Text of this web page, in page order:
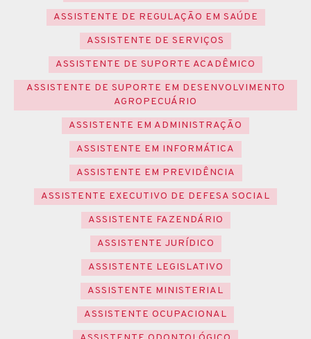
ASSISTENTE DE REGULAÇÃO EM SAÚDE
ASSISTENTE DE SERVIÇOS
ASSISTENTE DE SUPORTE ACADÊMICO
ASSISTENTE DE SUPORTE EM DESENVOLVIMENTO
AGROPECUÁRIO
ASSISTENTE EM ADMINISTRAÇÃO
ASSISTENTE EM INFORMÁTICA
ASSISTENTE EM PREVIDÊNCIA
ASSISTENTE EXECUTIVO DE DEFESA SOCIAL
ASSISTENTE FAZENDÁRIO
ASSISTENTE JURÍDICO
ASSISTENTE LEGISLATIVO
ASSISTENTE MINISTERIAL
ASSISTENTE OCUPACIONAL